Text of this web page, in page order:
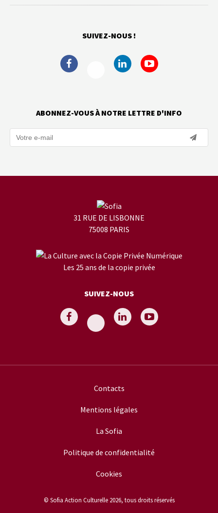
SUIVEZ-NOUS !
ABONNEZ-VOUS À NOTRE LETTRE D'INFO
31 RUE DE LISBONNE
75008 PARIS
Les 25 ans de la copie privée
SUIVEZ-NOUS
Contacts
Mentions légales
La Sofia
Politique de confidentialité
Cookies
© Sofia Action Culturelle 2026, tous droits réservés